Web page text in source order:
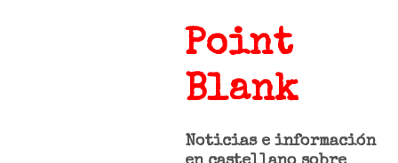
Point
Blank
Noticias e información